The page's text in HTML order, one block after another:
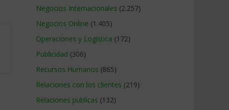
Negocios Internacionales (2.257)
Negocios Online (1.405)
Operaciones y Logística (172)
Publicidad (306)
Recursos Humanos (865)
Relaciones con los clientes (219)
Relaciones publicas (132)